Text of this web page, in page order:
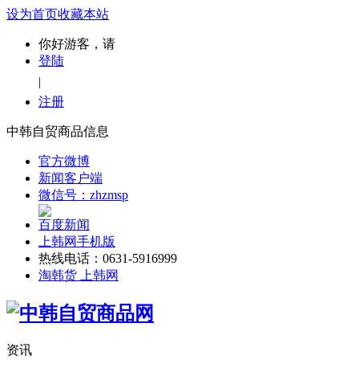
设为首页收藏本站
你好游客，请
登陆
|
注册
中韩自贸商品信息
官方微博
新闻客户端
微信号：zhzmsp
百度新闻
上韩网手机版
热线电话：0631-5916999
淘韩货 上韩网
资讯